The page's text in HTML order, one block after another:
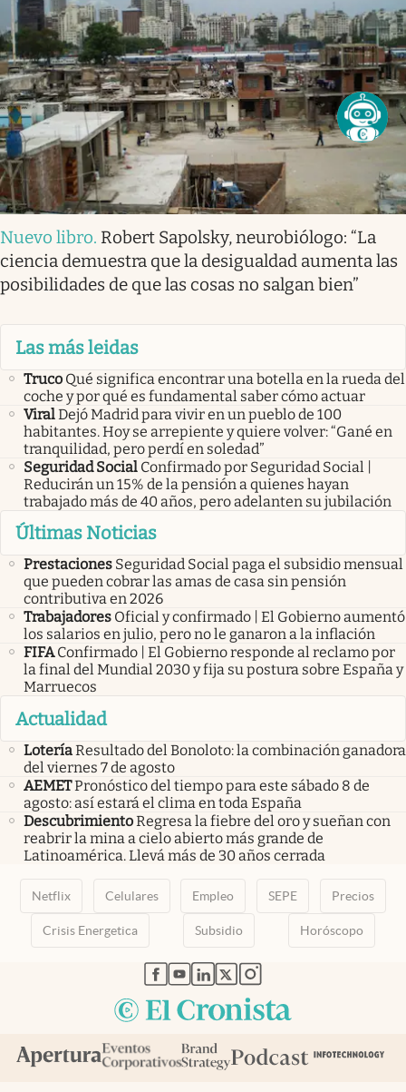
Nuevo libro. Robert Sapolsky, neurobiólogo: “La
ciencia demuestra que la desigualdad aumenta las
posibilidades de que las cosas no salgan bien”
Las más leidas
Truco Qué significa encontrar una botella en la rueda del
coche y por qué es fundamental saber cómo actuar
ViralDejó Madrid para vivir en un pueblo de 100
habitantes. Hoy se arrepiente y quiere volver: “Gané en
tranquilidad, pero perdí en soledad”
Seguridad Social Confirmado por Seguridad Social |
Reducirán un 15% de la pensión a quienes hayan
trabajado más de 40 años, pero adelanten su jubilación
Últimas Noticias
Prestaciones Seguridad Social paga el subsidio mensual
que pueden cobrar las amas de casa sin pensión
contributiva en 2026
Trabajadores Oficial y confirmado | El Gobierno aumentó
los salarios en julio, pero no le ganaron a la inflación
FIFA Confirmado | El Gobierno responde al reclamo por
la final del Mundial 2030 y fija su postura sobre España y
Marruecos
Actualidad
LoteríaResultado del Bonoloto: la combinación ganadora
del viernes 7 de agosto
AEMETPronóstico del tiempo para este sábado 8 de
agosto: así estará el clima en toda España
DescubrimientoRegresa la fiebre del oro y sueñan con
reabrir la mina a cielo abierto más grande de
Latinoamérica. Llevá más de 30 años cerrada
Netflix Celulares Empleo SEPE Precios
Crisis Energetica Subsidio Horóscopo
abre en nueva pestaña
abre en nueva pestaña
abre en nueva pestaña
abre en nueva pestaña
abre en nueva pestaña